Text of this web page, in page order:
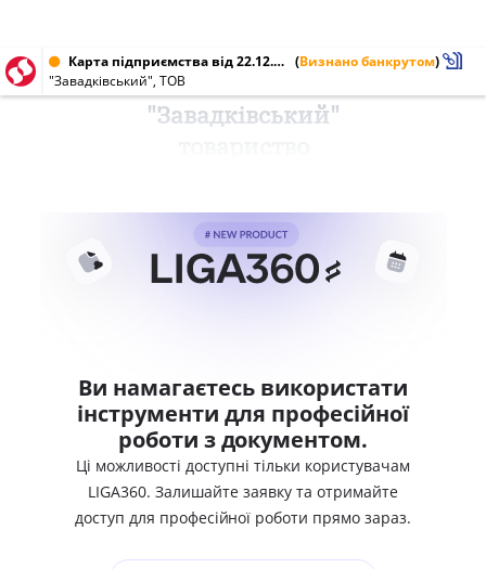
Карта підприємства від 22.12.2010 № 00854475 (Визнано банкрутом)
"Завадківський", ТОВ
"Завадківський"
Ви намагаєтесь використати
інструменти для професійної
роботи з документом.
Ці можливості доступні тільки користувачам
LIGA360. Залишайте заявку та отримайте
доступ для професійної роботи прямо зараз.